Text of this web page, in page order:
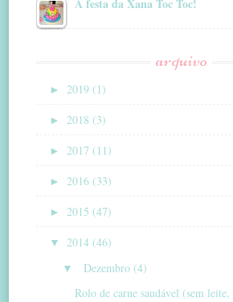
A festa da Xana Toc Toc!
arquivo
► 2019 (1)
► 2018 (3)
► 2017 (11)
► 2016 (33)
► 2015 (47)
▼ 2014 (46)
▼
Dezembro (4)
Rolo de carne saudável (sem